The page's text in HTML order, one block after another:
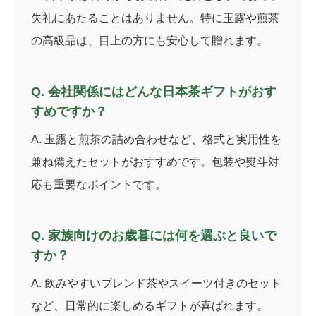
失礼にあたることはありません。特に玉露や煎茶
の高級品は、目上の方にも安心して贈れます。
Q. 会社関係にはどんな日本茶ギフトがおす
すめですか？
A. 玉露と煎茶の詰め合わせなど、格式と実用性を
兼ね備えたセットがおすすめです。包装や熨斗対
応も重要なポイントです。
Q. 家族向けのお歳暮には何を選ぶと良いで
すか？
A. 飲みやすいブレンド茶やスイーツ付きのセット
など、日常的に楽しめるギフトが喜ばれます。